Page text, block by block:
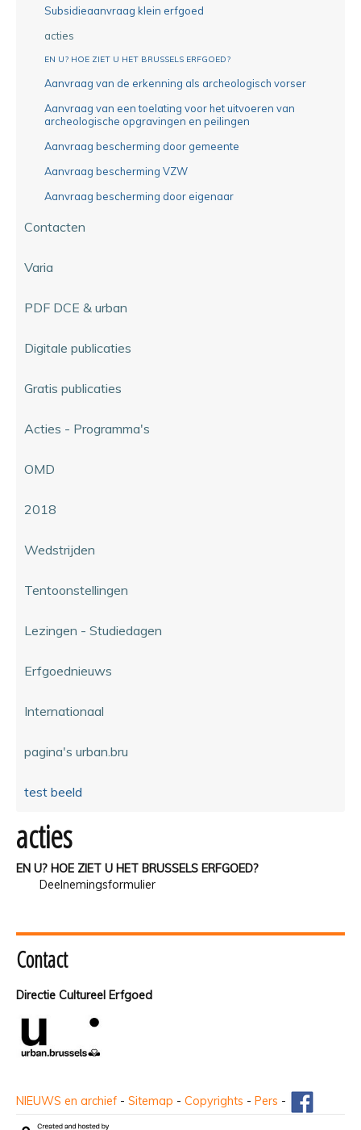
Subsidieaanvraag klein erfgoed
acties
EN U? HOE ZIET U HET BRUSSELS ERFGOED?
Aanvraag van de erkenning als archeologisch vorser
Aanvraag van een toelating voor het uitvoeren van
archeologische opgravingen en peilingen
Aanvraag bescherming door gemeente
Aanvraag bescherming VZW
Aanvraag bescherming door eigenaar
Contacten
Varia
PDF DCE & urban
Digitale publicaties
Gratis publicaties
Acties - Programma's
OMD
2018
Wedstrijden
Tentoonstellingen
Lezingen - Studiedagen
Erfgoednieuws
Internationaal
pagina's urban.bru
test beeld
acties
EN U? HOE ZIET U HET BRUSSELS ERFGOED?
Deelnemingsformulier
Contact
Directie Cultureel Erfgoed
NIEUWS en archief - Sitemap - Copyrights - Pers -